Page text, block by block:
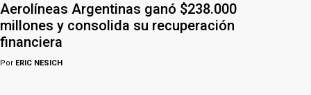
Aerolíneas Argentinas ganó $238.000
millones y consolida su recuperación
financiera
Por ERIC NESICH